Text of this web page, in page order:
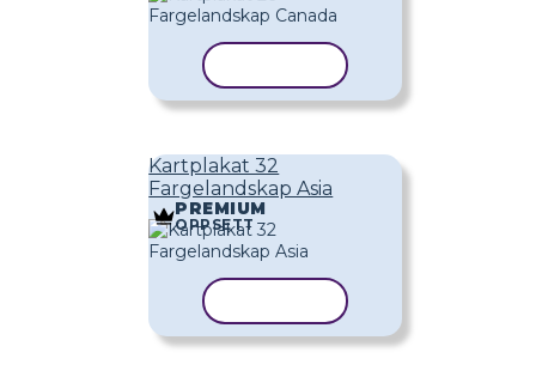
Kartplakat 32
Fargelandskap Asia
PREMIUM
OPPSETT